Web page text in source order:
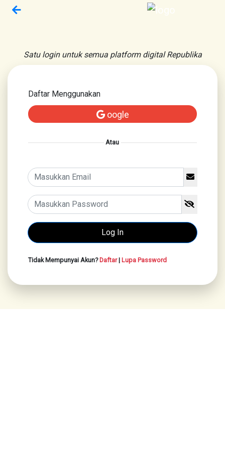
Satu login untuk semua platform digital Republika
Daftar Menggunakan
oogle
Atau
Tidak Mempunyai Akun?Daftar| Lupa Password